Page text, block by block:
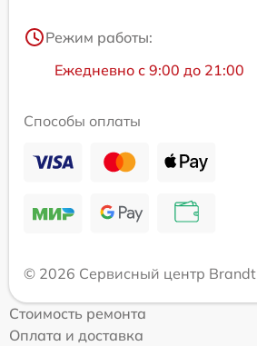
Режим работы:
Ежедневно с 9:00 до 21:00
Способы оплаты
© 2026 Сервисный центр Brandt
Стоимость ремонта
Оплата и доставка